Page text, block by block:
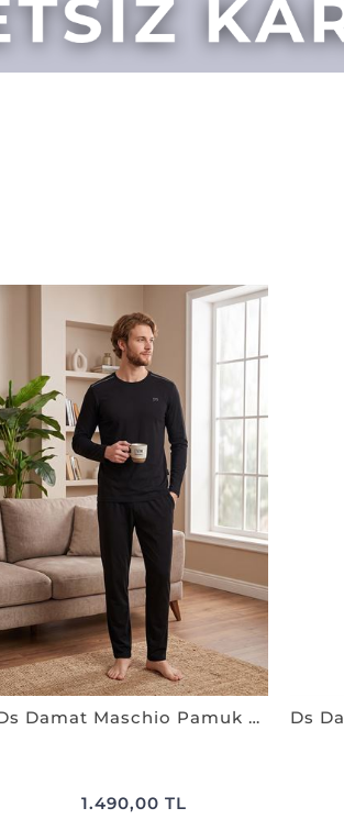
Ds Damat Maschio Pamuk Pijama Takımı SİYAH
1.490,00 TL